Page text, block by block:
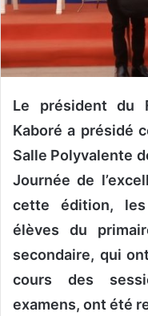
r
e
l
Le président du
Kaboré a présidé
Salle Polyvalente
Journée de
cette édition,
élèves du
secondaire, qui
cours des
examens, ont été